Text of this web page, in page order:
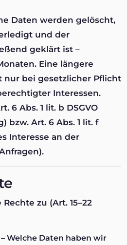
Daten werden gelöscht,
und der
geklärt ist –
Eine längere
nur bei gesetzlicher Pflicht
Interessen.
6 Abs. 1 lit. b DSGVO
bzw. Art. 6 Abs. 1 lit. f
Interesse an der
zu (Art. 15–22
– Welche Daten haben wir